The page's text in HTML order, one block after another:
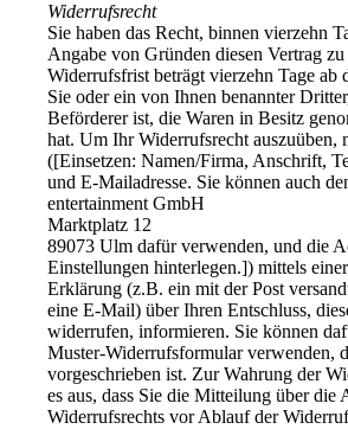
Widerrufsrecht
Sie haben das Recht, binnen vierzehn
Angabe von Gründen diesen Vertrag
Widerrufsfrist beträgt vierzehn Tage ab
Sie oder ein von Ihnen benannter
Beförderer ist, die Waren in Besitz
hat. Um Ihr Widerrufsrecht auszuüben,
([Einsetzen: Namen/Firma, Anschrift,
und E-Mailadresse. Sie können auch
entertainment GmbH
Marktplatz 12
89073 Ulm dafür verwenden, und die
Einstellungen hinterlegen.]) mittels
Erklärung (z.B. ein mit der Post
eine E-Mail) über Ihren Entschluss,
widerrufen, informieren. Sie können
Muster-Widerrufsformular verwenden,
vorgeschrieben ist. Zur Wahrung der
es aus, dass Sie die Mitteilung über die
Widerrufsrechts vor Ablauf der